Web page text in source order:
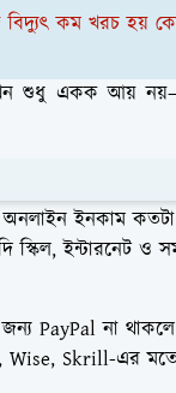
বিদ্যুৎ কম খরচ হয়
শুধু একক আয়
অনলাইন ইনকাম
স্কিল, ইন্টারনেট ও
জন্য PayPal না
Wise, Skrill-এর